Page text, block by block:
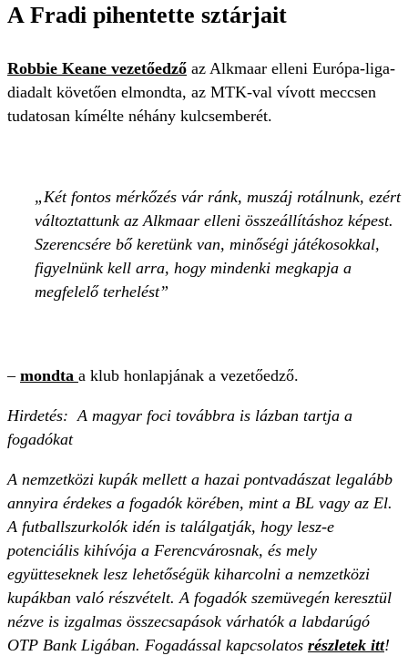
A Fradi pihentette sztárjait
Robbie Keane vezetőedző az Alkmaar elleni Európa-liga-
diadalt követően elmondta, az MTK-val vívott meccsen
tudatosan kímélte néhány kulcsemberét.
Két fontos mérkőzés vár ránk, muszáj rotálnunk, ezért
változtattunk az Alkmaar elleni összeállításhoz képest.
Szerencsére bő keretünk van, minőségi játékosokkal,
figyelnünk kell arra, hogy mindenki megkapja a
megfelelő terhelést
– mondta a klub honlapjának a vezetőedző.
Hirdetés: A magyar foci továbbra is lázban tartja a
fogadókat
A nemzetközi kupák mellett a hazai pontvadászat legalább
annyira érdekes a fogadók körében, mint a BL vagy az El.
A futballszurkolók idén is találgatják, hogy lesz-e
potenciális kihívója a Ferencvárosnak, és mely
együtteseknek lesz lehetőségük kiharcolni a nemzetközi
kupákban való részvételt. A fogadók szemüvegén keresztül
nézve is izgalmas összecsapások várhatók a labdarúgó
OTP Bank Ligában. Fogadással kapcsolatos részletek itt!